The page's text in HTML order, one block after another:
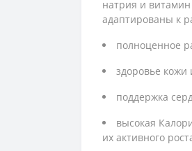
натрия и
адаптированы к
полноценное
здоровье кожи
поддержка
высокая
их активного